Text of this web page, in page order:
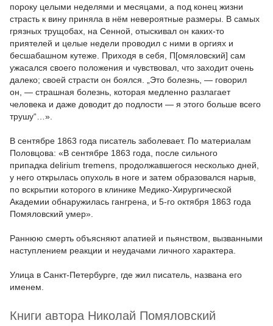
пороку целыми неделями и месяцами, а под конец жизни
страсть к вину приняла в нём невероятные размеры. В самых
грязных трущобах, на Сенной, отыскивал он каких-то
приятелей и целые недели проводил с ними в оргиях и
бесшабашном кутеже. Приходя в себя, П[омяловский] сам
ужасался своего положения и чувствовал, что заходит очень
далеко; своей страсти он боялся. „Это болезнь, — говорил
он, — страшная болезнь, которая медленно разлагает
человека и даже доводит до подлости — я этого больше всего
трушу“…».
В сентябре 1863 года писатель заболевает. По материалам
Половцова: «В сентябре 1863 года, после сильного
припадка delirium tremens, продолжавшегося несколько дней,
у него открылась опухоль в ноге и затем образовался нарыв,
по вскрытии которого в клинике Медико-Хирургической
Академии обнаружилась гангрена, и 5-го октября 1863 года
Помяловский умер».
Раннюю смерть объясняют апатией и пьянством, вызванными
наступлением реакции и неудачами личного характера.
Улица в Санкт-Петербурге, где жил писатель, названа его
именем.
Книги автора Николай Помяловский